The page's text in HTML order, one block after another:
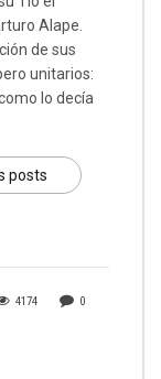
4174 0
Alape.
de sus
unitarios:
lo decía
posts